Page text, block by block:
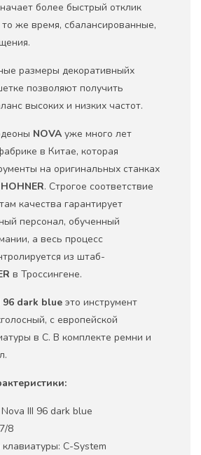
более быстрый отклик
же время, сбалансированные,
размеры декоративныйх
позволяют получить
высоких и низких частот.
NOVA уже много лет
в Китае, которая
на оригинальных станках
HOHNER. Строгое соответствие
качества гарантирует
персонал, обученный
а весь процесс
из штаб-
в Троссингене.
96 dark blue это инструмент
с европейской
в C. В комплекте ремни и
III 96 dark blue
8
C-System